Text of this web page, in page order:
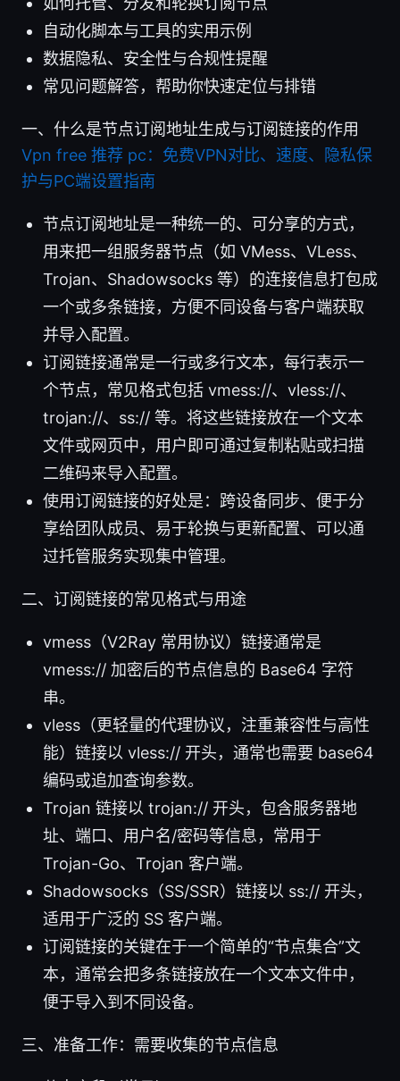
自动化脚本与工具的实用示例
数据隐私、安全性与合规性提醒
常见问题解答，帮助你快速定位与排错
一、什么是节点订阅地址生成与订阅链接的作用
Vpn free 推荐 pc：免费VPN对比、速度、隐私保
护与PC端设置指南
节点订阅地址是一种统一的、可分享的方式，
用来把一组服务器节点（如 VMess、VLess、
Trojan、Shadowsocks 等）的连接信息打包成
一个或多条链接，方便不同设备与客户端获取
并导入配置。
订阅链接通常是一行或多行文本，每行表示一
个节点，常见格式包括 vmess://、vless://、
trojan://、ss:// 等。将这些链接放在一个文本
文件或网页中，用户即可通过复制粘贴或扫描
二维码来导入配置。
使用订阅链接的好处是：跨设备同步、便于分
享给团队成员、易于轮换与更新配置、可以通
过托管服务实现集中管理。
二、订阅链接的常见格式与用途
vmess（V2Ray 常用协议）链接通常是
vmess:// 加密后的节点信息的 Base64 字符
串。
vless（更轻量的代理协议，注重兼容性与高性
能）链接以 vless:// 开头，通常也需要 base64
编码或追加查询参数。
Trojan 链接以 trojan:// 开头，包含服务器地
址、端口、用户名/密码等信息，常用于
Trojan-Go、Trojan 客户端。
Shadowsocks（SS/SSR）链接以 ss:// 开头，
适用于广泛的 SS 客户端。
订阅链接的关键在于一个简单的“节点集合”文
本，通常会把多条链接放在一个文本文件中，
便于导入到不同设备。
三、准备工作：需要收集的节点信息